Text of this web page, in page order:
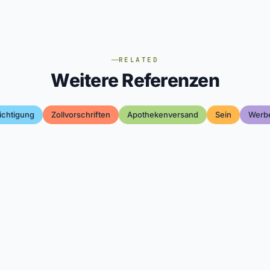
RELATED
Weitere Referenzen
Zollvorschriften Apothekenversand Sein